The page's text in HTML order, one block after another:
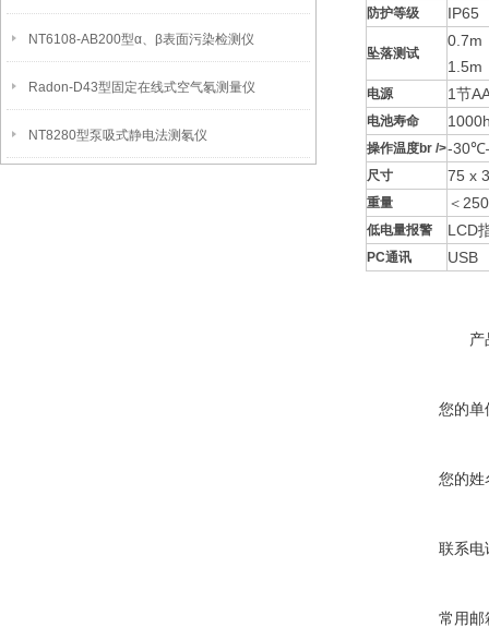
NT6108-AB200型α、β表面污染检测仪
Radon-D43型固定在线式空气氡测量仪
NT8280型泵吸式静电法测氡仪
防护等级 IP65
坠落测试
0.7m
1.5m
电源 1节
电池寿命
操作温度br />-
尺寸 75 x
重量 ＜
低电量报警 LCD
PC通讯 USB
产
您的单
您的姓
联系电
常用邮